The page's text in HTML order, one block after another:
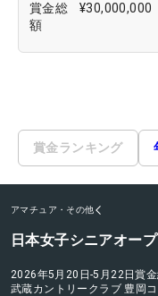
賞金総
額
¥30,000,000
賞金ランキング
アマチュア・その他
日本女子シニアオー
2026年5月20日-5月22日賞
武蔵カントリークラブ 豊岡コ